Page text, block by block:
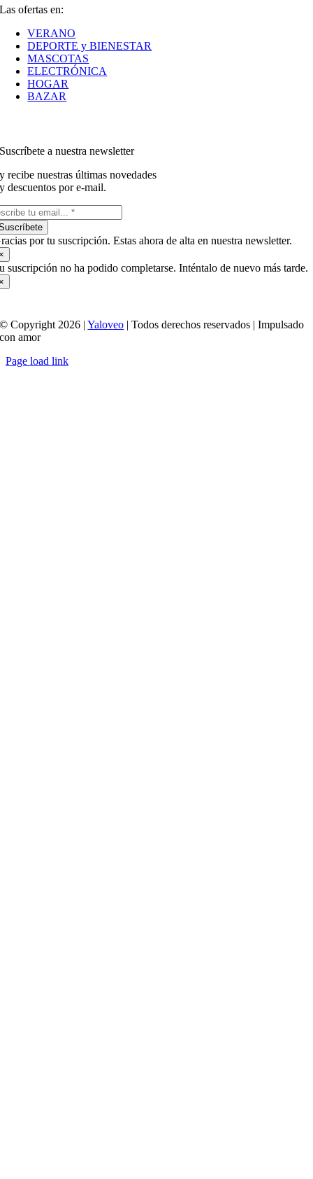
Las ofertas en:
VERANO
DEPORTE y BIENESTAR
MASCOTAS
ELECTRÓNICA
HOGAR
BAZAR
Suscríbete a nuestra newsletter
y recibe nuestras últimas novedades
y descuentos por e-mail.
por tu suscripción. Estas ahora de alta en nuestra newsletter.
suscripción no ha podido completarse. Inténtalo de nuevo más tarde.
© Copyright 2026 |Yaloveo | Todos derechos reservados | Impulsado
con amor
Page load link